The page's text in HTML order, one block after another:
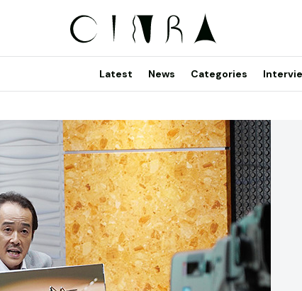
Latest News Categories